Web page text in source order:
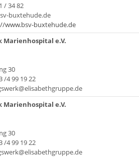
/ 34 82
buxtehude.de
www.bsv-buxtehude.de
Marienhospital e.V.
30
/4 99 19 22
Marienhospital e.V.
30
/4 99 19 22